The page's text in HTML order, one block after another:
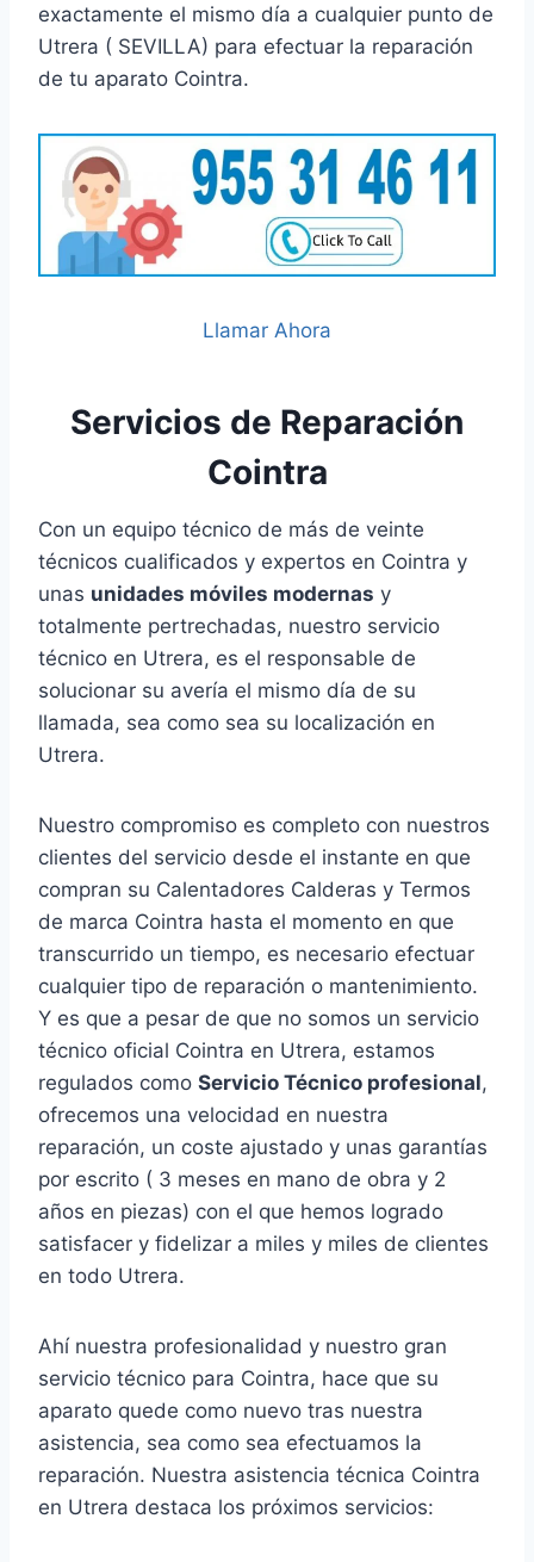
exactamente el mismo día a cualquier punto de
Utrera ( SEVILLA) para efectuar la reparación
de tu aparato Cointra.
Llamar Ahora
Servicios de Reparación
Cointra
Con un equipo técnico de más de veinte
técnicos cualificados y expertos en Cointra y
unas unidades móviles modernas y
totalmente pertrechadas, nuestro servicio
técnico en Utrera, es el responsable de
solucionar su avería el mismo día de su
llamada, sea como sea su localización en
Utrera.
Nuestro compromiso es completo con nuestros
clientes del servicio desde el instante en que
compran su Calentadores Calderas y Termos
de marca Cointra hasta el momento en que
transcurrido un tiempo, es necesario efectuar
cualquier tipo de reparación o mantenimiento.
Y es que a pesar de que no somos un servicio
técnico oficial Cointra en Utrera, estamos
regulados como Servicio Técnico profesional,
ofrecemos una velocidad en nuestra
reparación, un coste ajustado y unas garantías
por escrito ( 3 meses en mano de obra y 2
años en piezas) con el que hemos logrado
satisfacer y fidelizar a miles y miles de clientes
en todo Utrera.
Ahí nuestra profesionalidad y nuestro gran
servicio técnico para Cointra, hace que su
aparato quede como nuevo tras nuestra
asistencia, sea como sea efectuamos la
reparación. Nuestra asistencia técnica Cointra
en Utrera destaca los próximos servicios: